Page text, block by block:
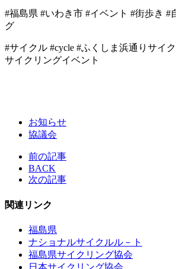
#福島県 #いわき市 #イベント #街歩き #
グ
#サイクル #cycle #ふくしま浜通りサイ
サイクリングイベント
お知らせ
協議会
前の記事
BACK
次の記事
関連リンク
福島県
ナショナルサイクルル－ト
福島県サイクリング協会
日本サイクリング協会